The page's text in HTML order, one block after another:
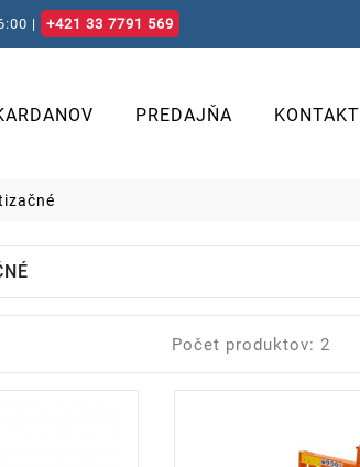
| +421 33 7791 569
PREDAJŇA KONTAKT
Počet produktov: 2